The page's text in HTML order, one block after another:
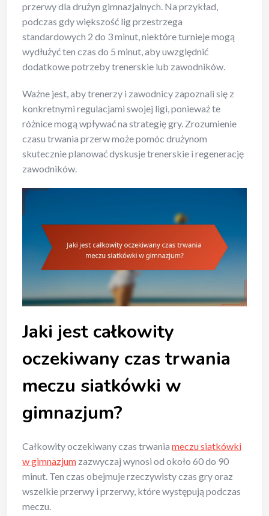
przerwy dla drużyn gimnazjalnych. Na przykład,
podczas gdy większość lig przestrzega
standardowych 2 do 3 minut, niektóre turnieje mogą
wydłużyć ten czas do 5 minut, aby uwzględnić
dodatkowe potrzeby trenerskie lub zawodników.
Ważne jest, aby trenerzy i zawodnicy zapoznali się z
konkretnymi regulacjami swojej ligi, ponieważ te
różnice mogą wpływać na strategię gry. Zrozumienie
czasu trwania przerw może pomóc drużynom
skutecznie planować dyskusje trenerskie i regenerację
zawodników.
Jaki jest całkowity
oczekiwany czas trwania
meczu siatkówki w
gimnazjum?
Całkowity oczekiwany czas trwania meczu siatkówki
w gimnazjum zazwyczaj wynosi od około 60 do 90
minut. Ten czas obejmuje rzeczywisty czas gry oraz
wszelkie przerwy i przerwy, które występują podczas
meczu.